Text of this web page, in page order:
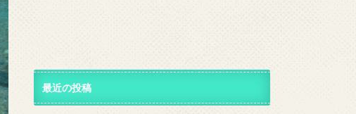
最近の投稿